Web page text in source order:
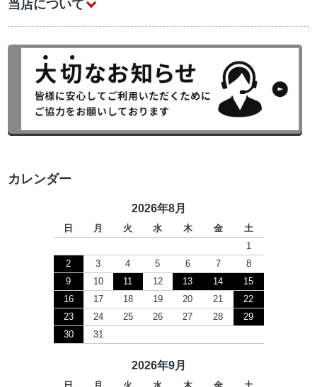
当店について
カレンダー
2026年8月
日 月 火 水 木 金
土
1
2
3 4 5 6 7
8
9
10 11 12 13 14
15
16
17 18 19 20 21
22
23
24 25 26 27 28
29
30
31
2026年9月